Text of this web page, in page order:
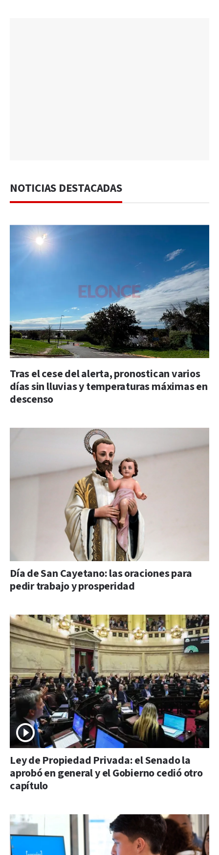
NOTICIAS DESTACADAS
Tras el cese del alerta, pronostican varios
días sin lluvias y temperaturas máximas en
descenso
Día de San Cayetano: las oraciones para
pedir trabajo y prosperidad
Ley de Propiedad Privada: el Senado la
aprobó en general y el Gobierno cedió otro
capítulo